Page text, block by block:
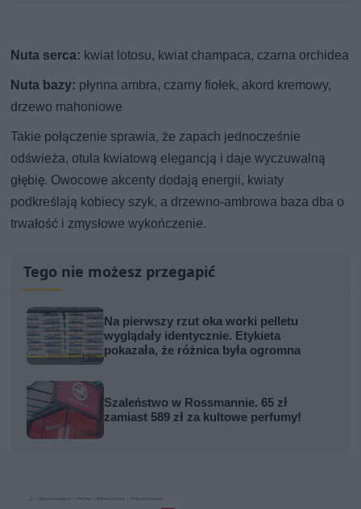
Nuta serca: kwiat lotosu, kwiat champaca, czarna orchidea
Nuta bazy: płynna ambra, czarny fiołek, akord kremowy,
drzewo mahoniowe
Takie połączenie sprawia, że zapach jednocześnie
odświeża, otula kwiatową elegancją i daje wyczuwalną
głębię. Owocowe akcenty dodają energii, kwiaty
podkreślają kobiecy szyk, a drzewno-ambrowa baza dba o
trwałość i zmysłowe wykończenie.
Tego nie możesz przegapić
Na pierwszy rzut oka worki pelletu
wyglądały identycznie. Etykieta
pokazała, że różnica była ogromna
Szaleństwo w Rossmannie. 65 zł
zamiast 589 zł za kultowe perfumy!